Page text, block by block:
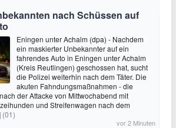
nach Schüssen auf
Eningen unter Achalm (dpa) - Nachdem
ein maskierter Unbekannter auf ein
fahrendes Auto in Eningen unter Achalm
(Kreis Reutlingen) geschossen hat, sucht
die Polizei weiterhin nach dem Täter. Die
akuten Fahndungsmaßnahmen - die
der Attacke von Mittwochabend mit
und Streifenwagen nach dem
(01)
vor 2 Minuten